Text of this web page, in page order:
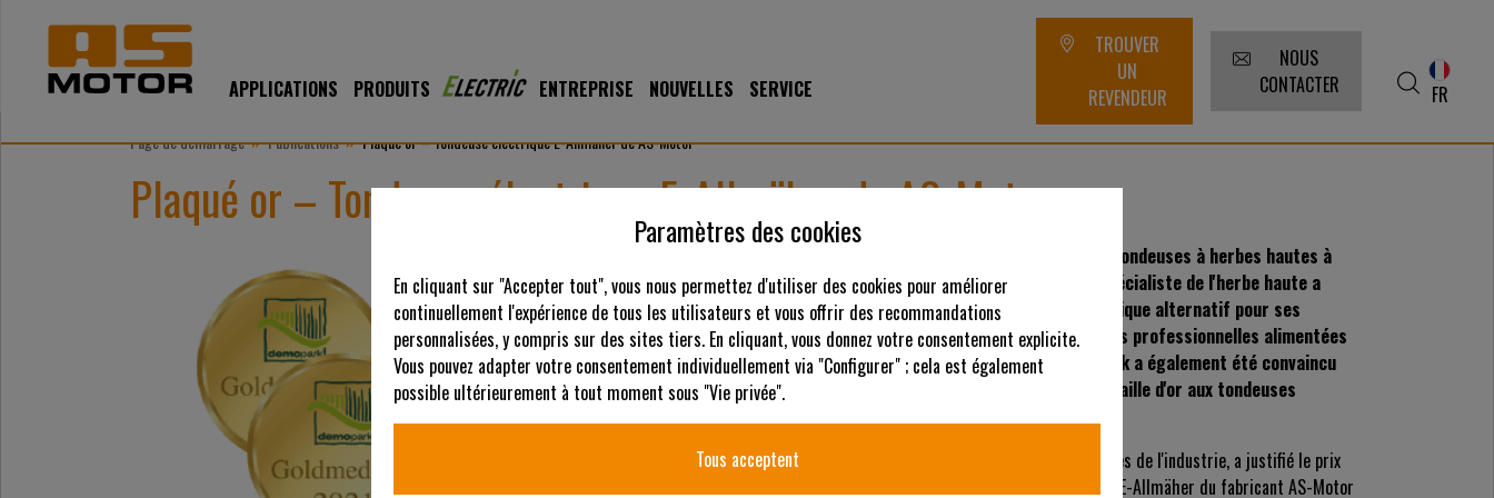
APPLICATIONS PRODUITS ENTREPRISE NOUVELLES SERVICE
TROUVER
UN
REVENDEUR
NOUS
CONTACTER
FR
Page de démarrage » Publications » Plaqué or – Tondeuse électrique E-Allmäher de AS-Motor
Plaqué or – Tondeuse électrique E-Allmäher de AS-Motor
Au début du mois de juin de cette année, AS-Motor a présenté les premières tondeuses à herbes hautes à
entraînement électrique : les AS E-Allmäher. L'équipe de développement du spécialiste de l'herbe haute a
étudié avec constance et persévérance les possibilités d'entraînement électrique alternatif pour ses
tondeuses tout terrain et savait donc exactement que le temps des tondeuses professionnelles alimentées
par batterie était venu. Le jury d'experts du concours de nouveautés Demopark a également été convaincu
par les nouvelles tondeuses professionnelles à batterie et a décerné une médaille d'or aux tondeuses
Le jury, composé de membres des équipes éditoriales spécialisées des principaux titres de l'industrie, a justifié le prix
exceptionnel comme suit : "Les modèles AS 21 E-Allmäher, AS 62 E-Allmäher et AS 63 E-Allmäher du fabricant AS-Motor
Paramètres des cookies
En cliquant sur "Accepter tout", vous nous permettez d'utiliser des cookies pour améliorer
continuellement l'expérience de tous les utilisateurs et vous offrir des recommandations
personnalisées, y compris sur des sites tiers. En cliquant, vous donnez votre consentement explicite.
Vous pouvez adapter votre consentement individuellement via "Configurer" ; cela est également
possible ultérieurement à tout moment sous "Vie privée".
Tous acceptent